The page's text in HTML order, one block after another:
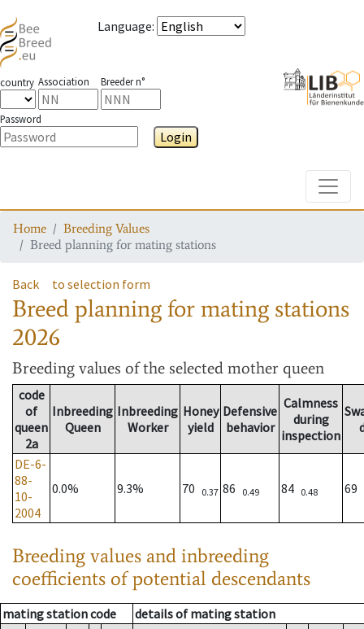
Language:
country Association Breeder n°
Password
Login
Home
Breeding Values
Breed planning for mating stations
Back to selection form
Breed planning for mating stations
2026
Breeding values of the selected mother queen
code
of
queen
2a
Inbreeding
Queen
Inbreeding
Worker
Honey
yield
Defensive
behavior
Calmness
during
inspection
DE-6-
88-
10-
2004
0.0% 9.3% 70 0.37 86 0.49 84 0.48 69
Breeding values and inbreeding
coefficients of potential descendants
mating station code details of mating station